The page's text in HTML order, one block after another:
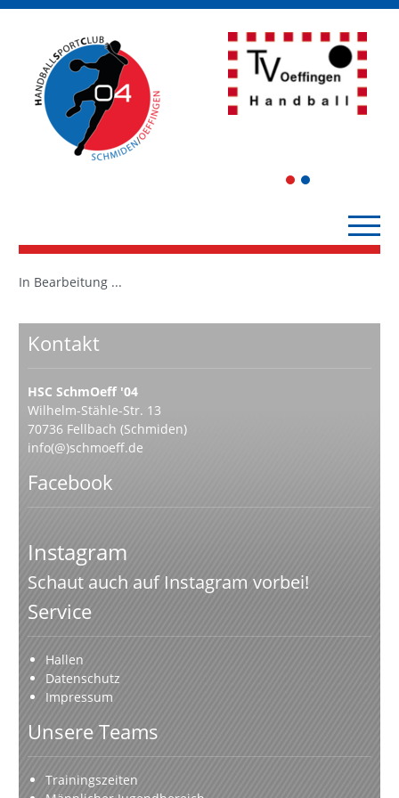
1 2
In Bearbeitung ...
Kontakt
HSC SchmOeff '04
Wilhelm-Stähle-Str. 13
70736 Fellbach (Schmiden)
info(@)schmoeff.de
Facebook
Instagram
Schaut auch auf Instagram vorbei!
Service
Hallen
Datenschutz
Impressum
Unsere Teams
Trainingszeiten